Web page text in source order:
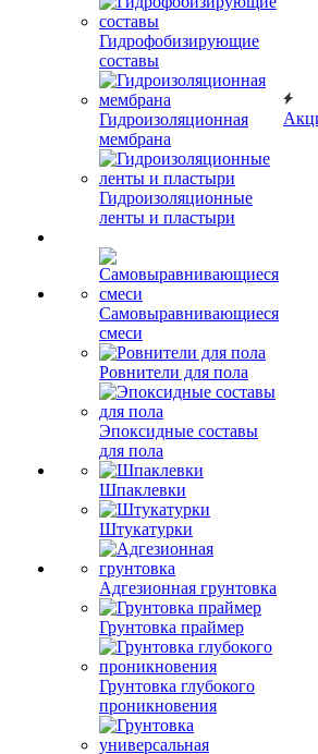
Гидрофобизирующие
составы
Гидроизоляционная
мембрана
Гидроизоляционные
ленты и пластыри
Самовыравнивающиеся
смеси
Ровнители для пола
Эпоксидные составы
для пола
Шпаклевки
Штукатурки
Адгезионная грунтовка
Грунтовка праймер
Грунтовка глубокого
проникновения